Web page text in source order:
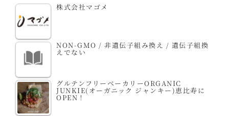
株式会社マゴメ
NON-GMO / 非遺伝子組み換え / 遺伝子組換
えでない
グルテンフリーベーカリーORGANIC
JUNKIE(オーガニック ジャンキー)恵比寿に
OPEN！